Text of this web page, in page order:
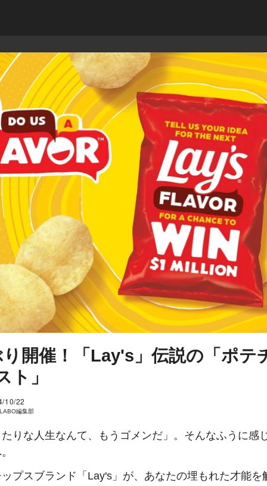
り開催！「Lay's」伝説の「ポテ
ト」
10/22
編集部
たりな人生なんて、もうゴメンだ」。そんなふうに感
プスブランド「Lay's」が、あなたの埋もれた才能を